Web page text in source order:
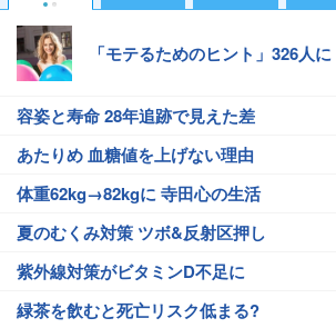
「モテるためのヒント」326人に
容姿と寿命 28年追跡で見えた差
あたりめ 血糖値を上げない理由
体重62kg→82kgに 寺田心の生活
夏のむくみ対策 ツボ&反射区押し
紫外線対策がビタミンD不足に
緑茶を飲むと死亡リスク低まる?